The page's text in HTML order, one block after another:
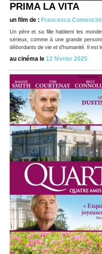
PRIMA LA VITA
un film de : Francesca Comencini
Un père et sa fille habitent les
sérieux, comme à une grande
débordants de vie et d’humanité. Il est
au cinéma le 12 février 2025